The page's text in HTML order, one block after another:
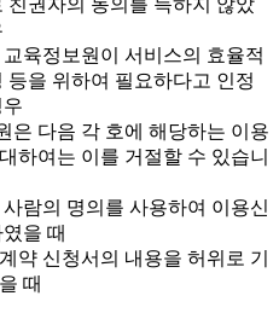
교육정보원이 서비스의 효율적
등을 위하여 필요하다고 인정
은 다음 각 호에 해당하는 이용
하여는 이를 거절할 수 있습니
사람의 명의를 사용하여 이용신
을 때
약 신청서의 내용을 허위로 기
때